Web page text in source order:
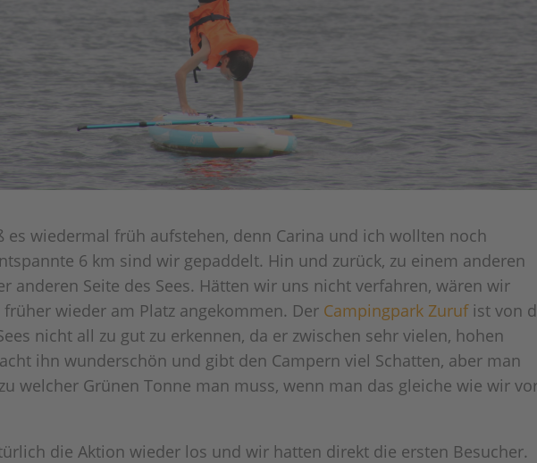
es wiedermal früh aufstehen, denn Carina und ich wollten noch
6 km sind wir gepaddelt. Hin und zurück, zu einem anderen
anderen Seite des Sees. Hätten wir uns nicht verfahren, wären wir
wieder am Platz angekommen. Der Campingpark Zurufist von
nicht all zu gut zu erkennen, da er zwischen sehr vielen, hohen
ihn wunderschön und gibt den Campern viel Schatten, aber man
welcher Grünen Tonne man muss, wenn man das gleiche wie wir
die Aktion wieder los und wir hatten direkt die ersten Besucher.